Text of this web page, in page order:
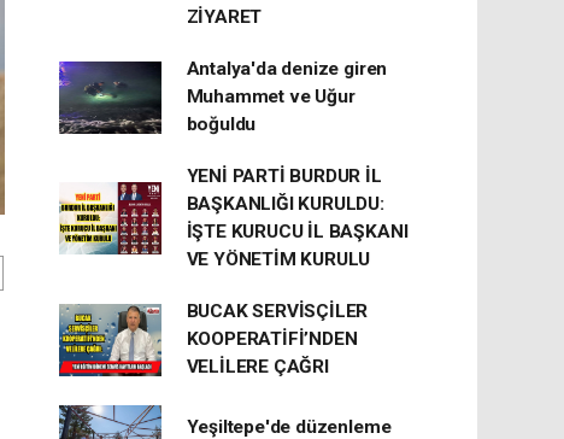
ZİYARET
Antalya'da denize giren
Muhammet ve Uğur
boğuldu
YENİ PARTİ BURDUR İL
BAŞKANLIĞI KURULDU:
İŞTE KURUCU İL BAŞKANI
VE YÖNETİM KURULU
BUCAK SERVİSÇİLER
KOOPERATİFİ’NDEN
VELİLERE ÇAĞRI
Yeşiltepe'de düzenleme